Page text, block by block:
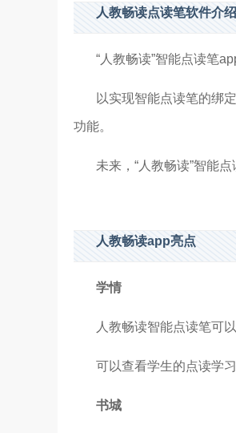
人教畅读点读笔软件介绍
“人教畅读”智能点读笔
以实现智能点读笔的绑
功能。
未来，“人教畅读”智能
人教畅读app亮点
学情
人教畅读智能点读笔可
可以查看学生的点读学
书城